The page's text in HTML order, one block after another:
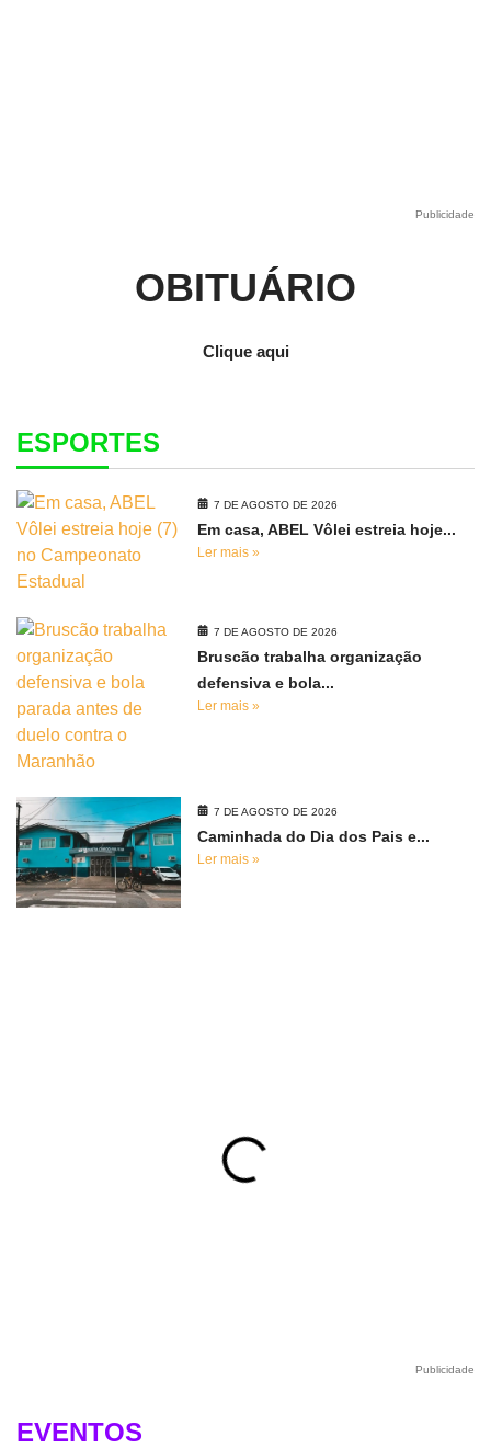
Publicidade
OBITUÁRIO
Clique aqui
ESPORTES
7 DE AGOSTO DE 2026
Em casa, ABEL Vôlei estreia hoje...
Ler mais »
7 DE AGOSTO DE 2026
Bruscão trabalha organização
defensiva e bola...
Ler mais »
7 DE AGOSTO DE 2026
Caminhada do Dia dos Pais e...
Ler mais »
Publicidade
EVENTOS